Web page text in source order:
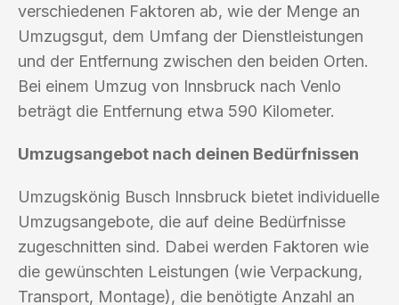
verschiedenen Faktoren ab, wie der Menge an
Umzugsgut, dem Umfang der Dienstleistungen
und der Entfernung zwischen den beiden Orten.
Bei einem Umzug von Innsbruck nach Venlo
beträgt die Entfernung etwa 590 Kilometer.
Umzugsangebot nach deinen Bedürfnissen
Umzugskönig Busch Innsbruck bietet individuelle
Umzugsangebote, die auf deine Bedürfnisse
zugeschnitten sind. Dabei werden Faktoren wie
die gewünschten Leistungen (wie Verpackung,
Transport, Montage), die benötigte Anzahl an